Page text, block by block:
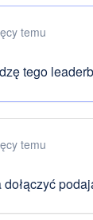
temu
tego
temu
dołączyć